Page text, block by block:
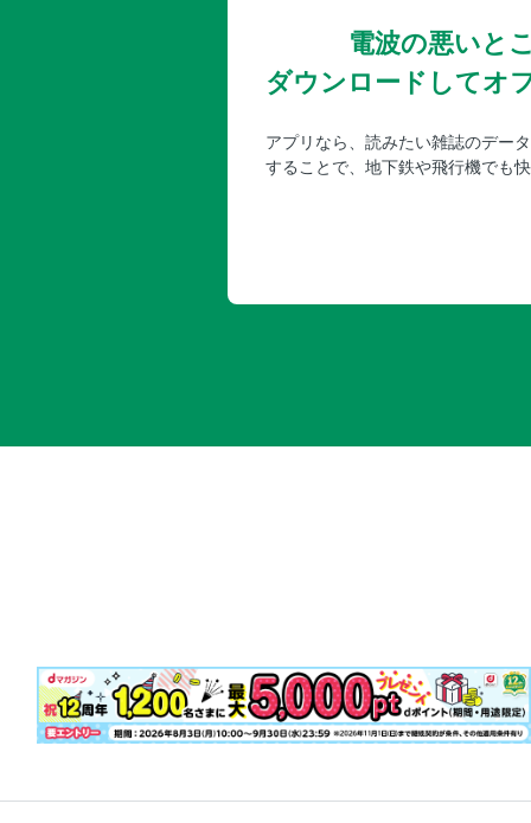
電波の悪いと
ダウンロードしてオ
アプリなら、読みたい雑誌のデー
することで、地下鉄や飛行機でも